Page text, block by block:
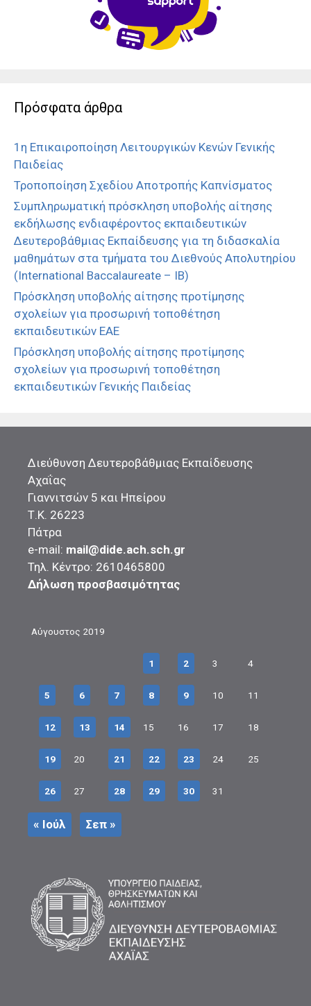
Πρόσφατα άρθρα
1η Επικαιροποίηση Λειτουργικών Κενών Γενικής
Παιδείας
Τροποποίηση Σχεδίου Αποτροπής Καπνίσματος
Συμπληρωματική πρόσκληση υποβολής αίτησης
εκδήλωσης ενδιαφέροντος εκπαιδευτικών
Δευτεροβάθμιας Εκπαίδευσης για τη διδασκαλία
μαθημάτων στα τμήματα του Διεθνούς Απολυτηρίου
(International Baccalaureate – IB)
Πρόσκληση υποβολής αίτησης προτίμησης
σχολείων για προσωρινή τοποθέτηση
εκπαιδευτικών ΕΑΕ
Πρόσκληση υποβολής αίτησης προτίμησης
σχολείων για προσωρινή τοποθέτηση
εκπαιδευτικών Γενικής Παιδείας
Διεύθυνση Δευτεροβάθμιας Εκπαίδευσης
Αχαΐας
Γιαννιτσών 5 και Ηπείρου
Τ.Κ. 26223
Πάτρα
e-mail: mail@dide.ach.sch.gr
Τηλ. Κέντρο: 2610465800
Δήλωση προσβασιμότητας
Αύγουστος 2019
1 2 3 4
5 6 7 8 9 10 11
12 13 14 15 16 17 18
19 20 21 22 23 24 25
26 27 28 29 30 31
« Ιούλ Σεπ »